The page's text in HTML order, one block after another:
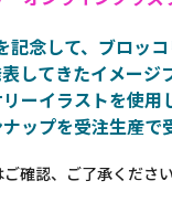
記念して、ブロッ
してきたイメー
ーイラストを使
ップを受注生産で
確認、ご了承ください